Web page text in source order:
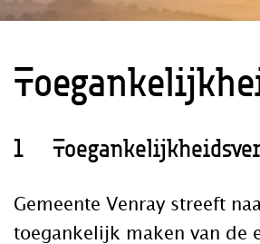
1
Gemeente Venray streeft
toegankelijk maken van de